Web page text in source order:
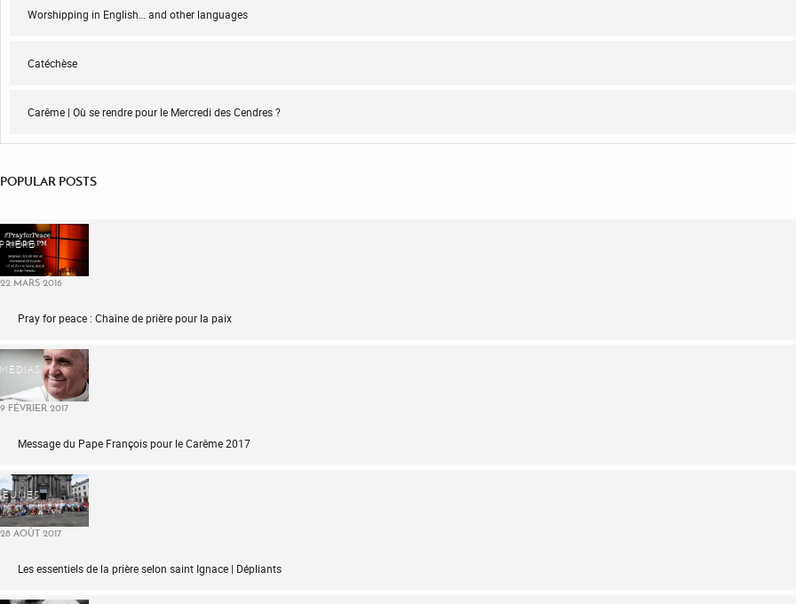
Worshipping in English… and other languages
Catéchèse
Carême | Où se rendre pour le Mercredi des Cendres ?
POPULAR POSTS
PRIÈRE
22 MARS 2016
Pray for peace : Chaîne de prière pour la paix
MÉDIAS
9 FÉVRIER 2017
Message du Pape François pour le Carême 2017
JEUNES
28 AOÛT 2017
Les essentiels de la prière selon saint Ignace | Dépliants